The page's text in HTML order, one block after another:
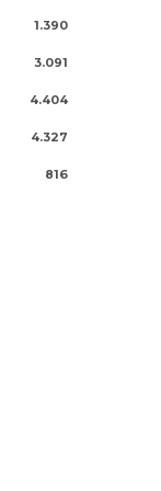
1.390
3.091
4.404
4.327
816